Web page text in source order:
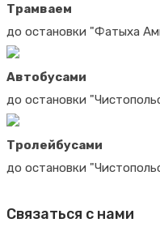
Трамваем
до остановки "Фатыха
Автобусами
до остановки
Тролейбусами
до остановки
Связаться с нами